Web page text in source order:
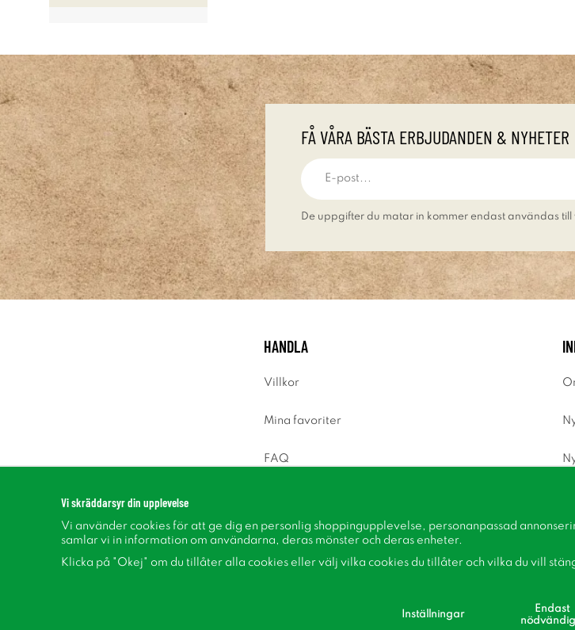
FÅ VÅRA BÄSTA ERBJUDANDEN & NYHETER
De uppgifter du matar in kommer endast användas till
HANDLA
Villkor
Mina favoriter
FAQ
Vi skräddarsyr din upplevelse
Vi använder cookies för att ge dig en personlig shoppingupplevelse, personanpassad
samlar vi in information om användarna, deras mönster och deras enheter.
Klicka på "Okej" om du tillåter alla cookies eller välj vilka cookies du tillåter och vilka du vill
Inställningar
Endast